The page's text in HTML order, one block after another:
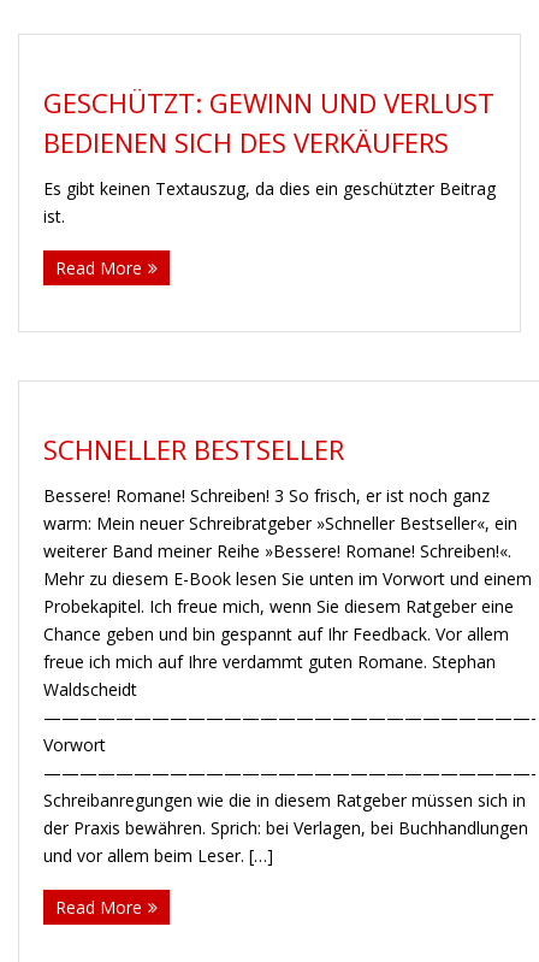
GESCHÜTZT: GEWINN UND VERLUST
BEDIENEN SICH DES VERKÄUFERS
Es gibt keinen Textauszug, da dies ein geschützter Beitrag
ist.
Read More
SCHNELLER BESTSELLER
Bessere! Romane! Schreiben! 3 So frisch, er ist noch ganz
warm: Mein neuer Schreibratgeber »Schneller Bestseller«, ein
weiterer Band meiner Reihe »Bessere! Romane! Schreiben!«.
Mehr zu diesem E-Book lesen Sie unten im Vorwort und einem
Probekapitel. Ich freue mich, wenn Sie diesem Ratgeber eine
Chance geben und bin gespannt auf Ihr Feedback. Vor allem
freue ich mich auf Ihre verdammt guten Romane. Stephan
Waldscheidt
———————————————————————————-
Vorwort
———————————————————————————-
Schreibanregungen wie die in diesem Ratgeber müssen sich in
der Praxis bewähren. Sprich: bei Verlagen, bei Buchhandlungen
und vor allem beim Leser. […]
Read More